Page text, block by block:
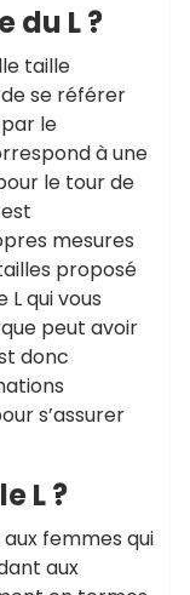
du L ?
taille
se référer
le
à une
le tour de
mesures
proposé
qui vous
peut avoir
donc
s’assurer
L ?
femmes qui
aux